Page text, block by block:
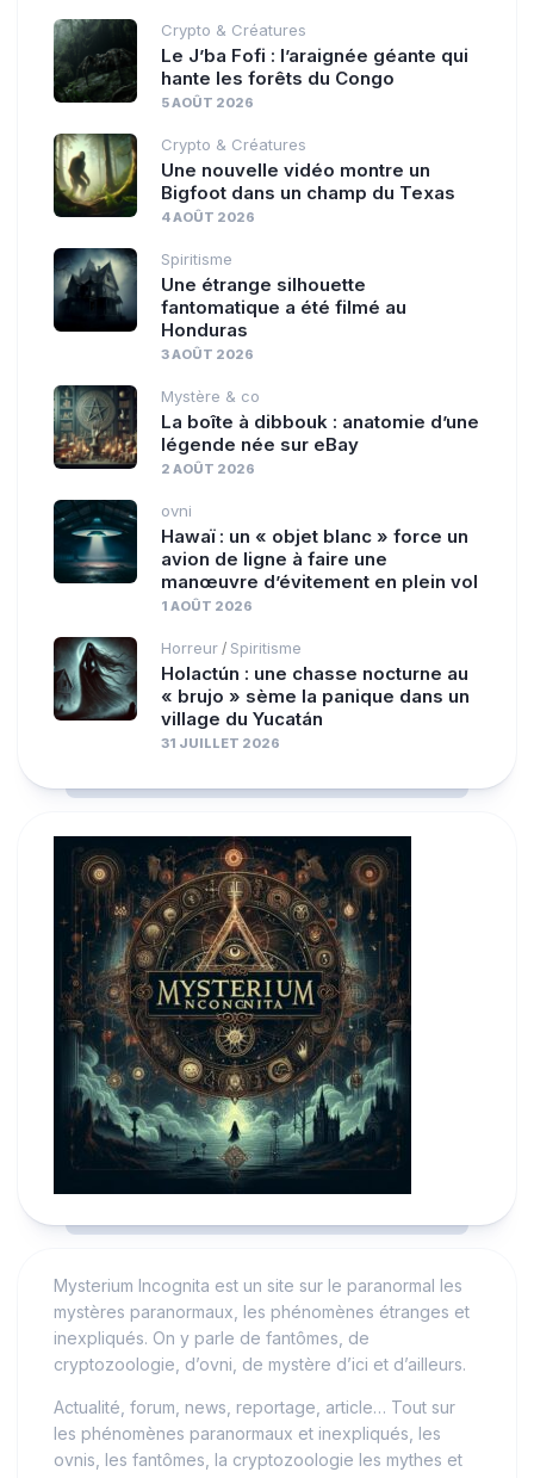
Crypto & Créatures
Le J’ba Fofi : l’araignée géante qui
hante les forêts du Congo
5 AOÛT 2026
Crypto & Créatures
Une nouvelle vidéo montre un
Bigfoot dans un champ du Texas
4 AOÛT 2026
Spiritisme
Une étrange silhouette
fantomatique a été filmé au
Honduras
3 AOÛT 2026
Mystère & co
La boîte à dibbouk : anatomie d’une
légende née sur eBay
2 AOÛT 2026
ovni
Hawaï : un « objet blanc » force un
avion de ligne à faire une
manœuvre d’évitement en plein vol
1 AOÛT 2026
Horreur / Spiritisme
Holactún : une chasse nocturne au
« brujo » sème la panique dans un
village du Yucatán
31 JUILLET 2026
Mysterium Incognita est un site sur le paranormal les
mystères paranormaux, les phénomènes étranges et
inexpliqués. On y parle de fantômes, de
cryptozoologie, d’ovni, de mystère d’ici et d’ailleurs.
Actualité, forum, news, reportage, article… Tout sur
les phénomènes paranormaux et inexpliqués, les
ovnis, les fantômes, la cryptozoologie les mythes et